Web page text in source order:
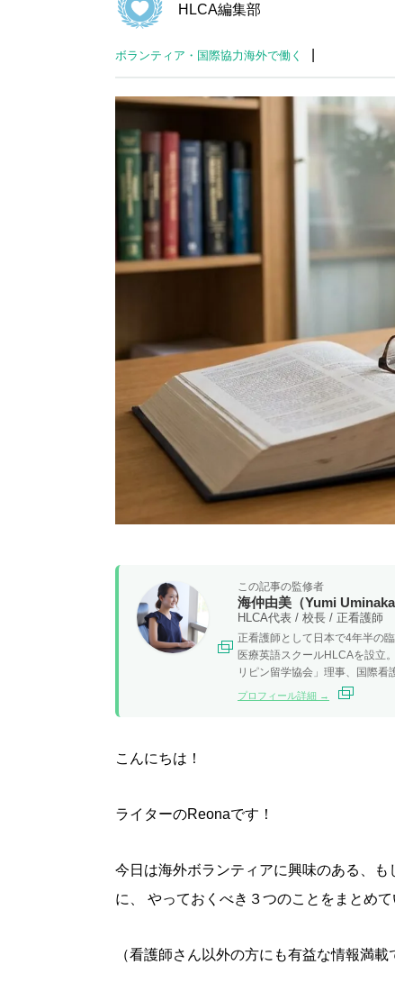
HLCA編集部
ボランティア・国際協力海外で働く
この記事の監修者
海仲由美（Yumi Uminaka
HLCA代表 / 校長 / 正看護師
正看護師として日本で4年半の
医療英語スクールHLCAを設立
リピン留学協会」理事、国際看
プロフィール詳細 →
こんにちは！
ライターのReonaです！
今日は海外ボランティアに興味のある、
に、 やっておくべき３つのことをまとめて
（看護師さん以外の方にも有益な情報満載